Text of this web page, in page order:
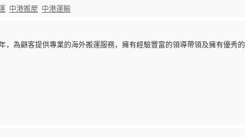
中港搬屋 中港運輸
為顧客提供專業的海外搬運服務，擁有經驗豐富的領導帶領及擁有優秀的